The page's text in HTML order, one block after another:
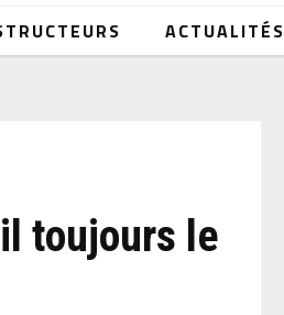
ACTUALITÉS
toujours le